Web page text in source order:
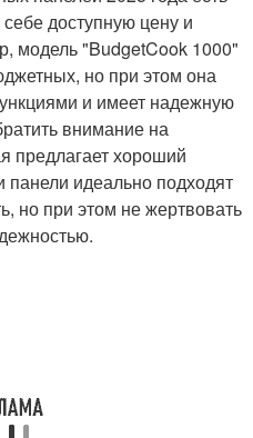
доступную цену и
модель "BudgetCook 1000"
но при этом она
и имеет надежную
внимание на
предлагает хороший
панели идеально подходят
но при этом не жертвовать